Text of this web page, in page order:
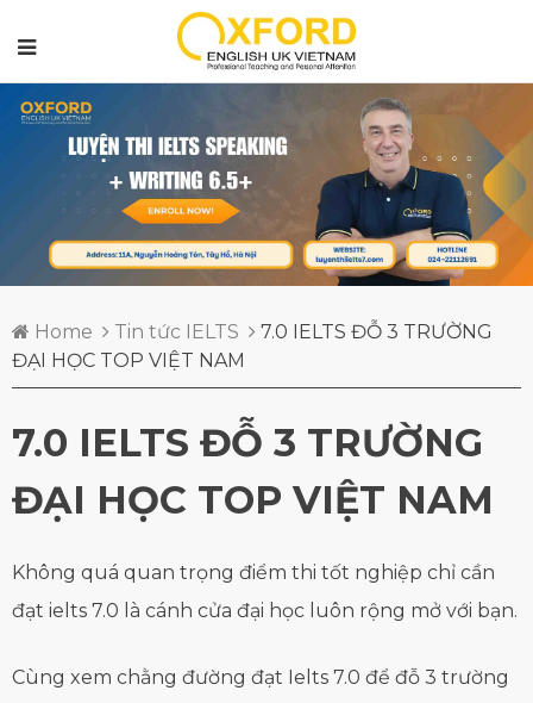
Home Tin tức IELTS
7.0 IELTS ĐỖ 3 TRƯỜNG
ĐẠI HỌC TOP VIỆT NAM
7.0 IELTS ĐỖ 3 TRƯỜNG
ĐẠI HỌC TOP VIỆT NAM
Không quá quan trọng điểm thi tốt nghiệp chỉ cần
đạt ielts 7.0 là cánh cửa đại học luôn rộng mở với bạn.
Cùng xem chằng đường đạt Ielts 7.0 để đỗ 3 trường